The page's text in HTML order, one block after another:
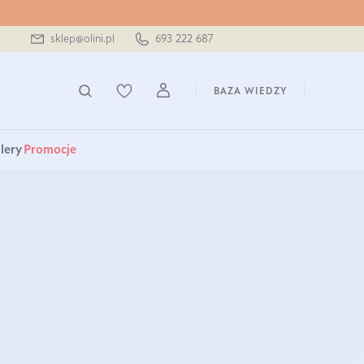
sklep@olini.pl 693 222 687
BAZA WIEDZY
Promocje